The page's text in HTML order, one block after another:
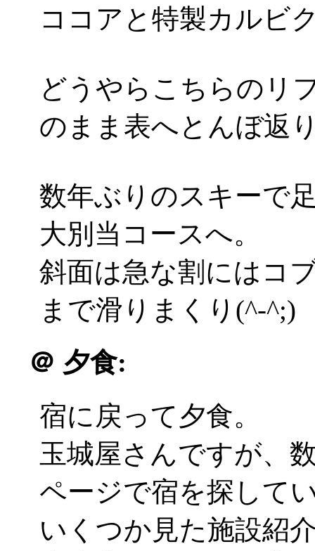
ココアと特製カルビ
どうやらこちらのリ
のまま表へとんぼ返
数年ぶりのスキーで
大別当コースへ。
斜面は急な割にはコ
まで滑りまくり(^-^;)
＠ 夕食:
宿に戻って夕食。
玉城屋さんですが、
ページで宿を探して
いくつか見た施設紹